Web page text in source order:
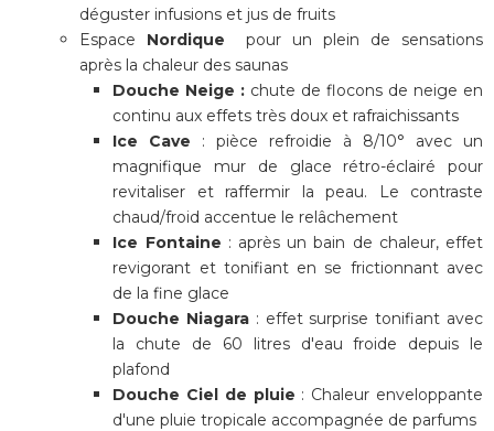
déguster infusions et jus de fruits
Espace Nordique pour un plein de sensations
après la chaleur des saunas
Douche Neige : chute de flocons de neige en
continu aux effets très doux et rafraichissants
Ice Cave : pièce refroidie à 8/10° avec un
magnifique mur de glace rétro-éclairé pour
revitaliser et raffermir la peau. Le contraste
chaud/froid accentue le relâchement
Ice Fontaine : après un bain de chaleur, effet
revigorant et tonifiant en se frictionnant avec
de la fine glace
Douche Niagara : effet surprise tonifiant avec
la chute de 60 litres d'eau froide depuis le
plafond
Douche Ciel de pluie : Chaleur enveloppante
d'une pluie tropicale accompagnée de parfums